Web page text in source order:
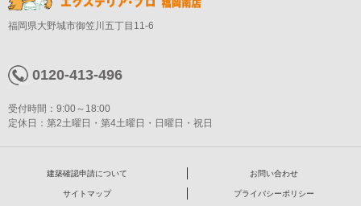
福岡県大野城市御笠川五丁目11-6
0120-413-496
受付時間：9:00～18:00
定休日：第2土曜日・第4土曜日・日曜日・祝日
建築確認申請について お問い合わせ
サイトマップ プライバシーポリシー